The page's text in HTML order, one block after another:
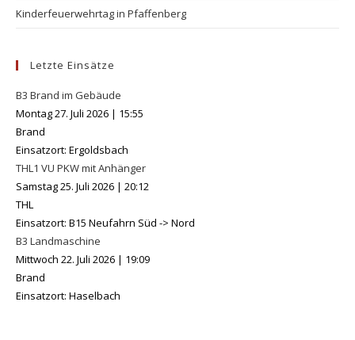
Kinderfeuerwehrtag in Pfaffenberg
Letzte Einsätze
B3 Brand im Gebäude
Montag 27. Juli 2026 | 15:55
Brand
Einsatzort: Ergoldsbach
THL1 VU PKW mit Anhänger
Samstag 25. Juli 2026 | 20:12
THL
Einsatzort: B15 Neufahrn Süd -> Nord
B3 Landmaschine
Mittwoch 22. Juli 2026 | 19:09
Brand
Einsatzort: Haselbach